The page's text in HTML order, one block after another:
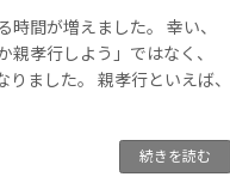
間が増えました。 幸い、
孝行しよう」ではなく、
ました。 親孝行といえば、
続きを読む